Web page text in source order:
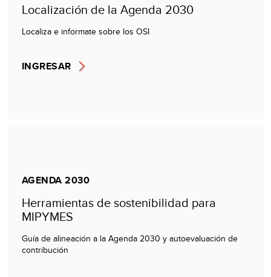
Localización de la Agenda 2030
Localiza e informate sobre los OSI
INGRESAR
AGENDA 2030
Herramientas de sostenibilidad para
MIPYMES
Guía de alineación a la Agenda 2030 y autoevaluación de
contribución